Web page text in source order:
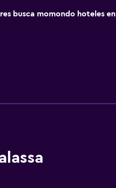
busca momondo hoteles en